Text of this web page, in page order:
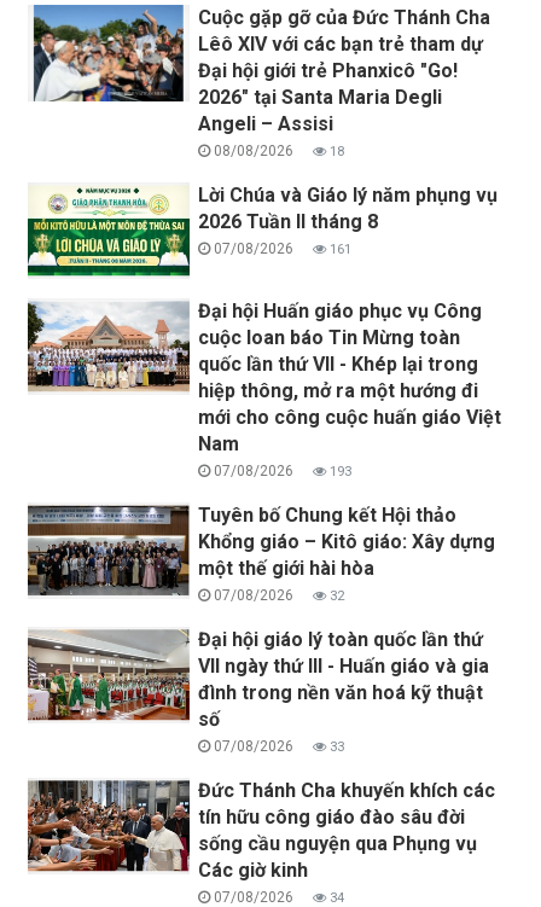
Cuộc gặp gỡ của Đức Thánh Cha
Lêô XIV với các bạn trẻ tham dự
Đại hội giới trẻ Phanxicô "Go!
2026" tại Santa Maria Degli
Angeli – Assisi
08/08/2026 18
Lời Chúa và Giáo lý năm phụng vụ
2026 Tuần II tháng 8
07/08/2026 161
Đại hội Huấn giáo phục vụ Công
cuộc loan báo Tin Mừng toàn
quốc lần thứ VII - Khép lại trong
hiệp thông, mở ra một hướng đi
mới cho công cuộc huấn giáo Việt
Nam
07/08/2026 193
Tuyên bố Chung kết Hội thảo
Khổng giáo – Kitô giáo: Xây dựng
một thế giới hài hòa
07/08/2026 32
Đại hội giáo lý toàn quốc lần thứ
VII ngày thứ III - Huấn giáo và gia
đình trong nền văn hoá kỹ thuật
số
07/08/2026 33
Đức Thánh Cha khuyến khích các
tín hữu công giáo đào sâu đời
sống cầu nguyện qua Phụng vụ
Các giờ kinh
07/08/2026 34